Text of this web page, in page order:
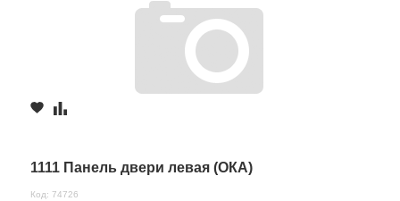
1111 Панель двери левая (ОКА)
Код: 74726